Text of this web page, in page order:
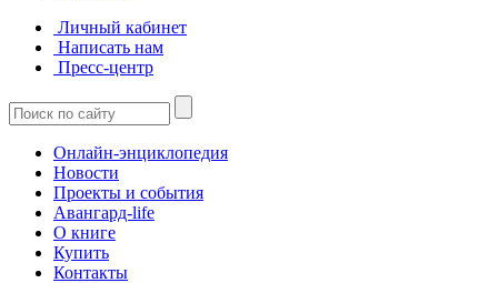
Личный кабинет
Написать нам
Пресс-центр
Онлайн-энциклопедия
Новости
Проекты и события
Авангард-life
О книге
Купить
Контакты